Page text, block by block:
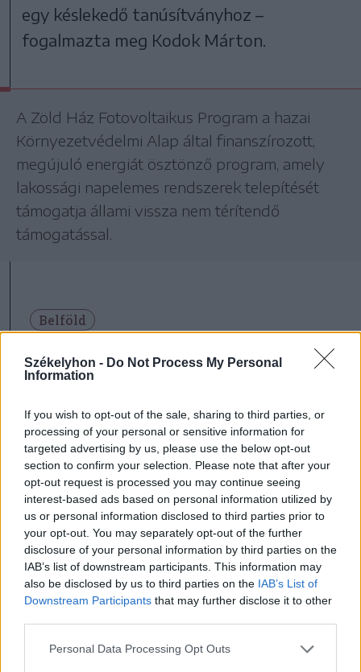
Székelyhon - Do Not Process My Personal
Information
If you wish to opt-out of the sale, sharing to third parties, or
processing of your personal or sensitive information for
targeted advertising by us, please use the below opt-out
section to confirm your selection. Please note that after your
opt-out request is processed you may continue seeing
interest-based ads based on personal information utilized by
us or personal information disclosed to third parties prior to
your opt-out. You may separately opt-out of the further
disclosure of your personal information by third parties on the
IAB’s list of downstream participants. This information may
also be disclosed by us to third parties on the IAB’s List of
Downstream Participants that may further disclose it to other
Personal Data Processing Opt Outs
egy késlekedő tanúsítványhoz –
fogalmazta meg Kodok Márton.
A Zöld Ház Fotovoltaikus Program a hazai
Környezetvédelmi Alap által finanszírozott,
megújuló energiát ösztönző program, amely
lakossági napelemes rendszerek telepítését
támogatja állami vissza nem térítendő
támogatással.
Belföld
szóljon hozzá!
Ezek is érdekelhetik
Székelyhon